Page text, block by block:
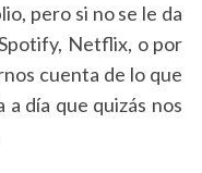
pero si no se le da
Netflix, o por
cuenta de lo que
a día que quizás nos